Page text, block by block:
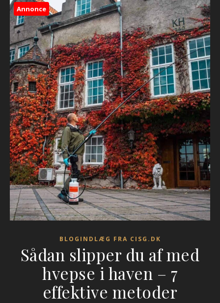
Annonce
BLOGINDLÆG FRA CISG.DK
Sådan slipper du af med
hvepse i haven – 7
effektive metoder